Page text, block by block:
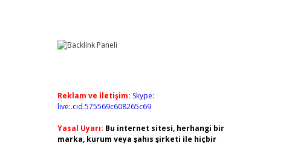
Reklam ve İletişim: Skype:
live:.cid.575569c608265c69
Yasal Uyarı: Bu internet sitesi, herhangi bir
marka, kurum veya şahıs şirketi ile hiçbir